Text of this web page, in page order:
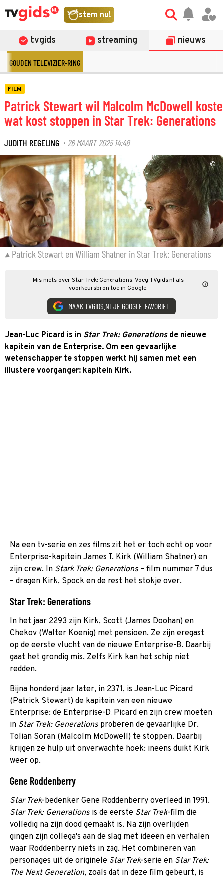
stem nu!
tvgids streaming nieuws
GOUDEN TELEVIZIER-RING
FILM
Patrick Stewart wil Malcolm McDowell koste
wat kost stoppen in Star Trek: Generations
JUDITH REGELING · 26 MAART 2025 14:48
©
Patrick Stewart en William Shatner in Star Trek: Generations
Mis niets over Star Trek: Generations. Voeg TVgids.nl als
voorkeursbron toe in Google.
MAAK TVGIDS.NL JE GOOGLE-FAVORIET
Jean-Luc Picard is in Star Trek: Generationsde nieuwe
kapitein van de Enterprise. Om een gevaarlijke
wetenschapper te stoppen werkt hij samen met een
illustere voorganger: kapitein Kirk.
Na een tv-serie en zes films zit het er toch echt op voor
Enterprise-kapitein James T. Kirk (William Shatner) en
zijn crew. In Stark Trek: Generations – film nummer 7 dus
– dragen Kirk, Spock en de rest het stokje over.
Star Trek: Generations
In het jaar 2293 zijn Kirk, Scott (James Doohan) en
Chekov (Walter Koenig) met pensioen. Ze zijn eregast
op de eerste vlucht van de nieuwe Enterprise-B. Daarbij
gaat het grondig mis. Zelfs Kirk kan het schip niet
redden.
Bijna honderd jaar later, in 2371, is Jean-Luc Picard
(Patrick Stewart) de kapitein van een nieuwe
Enterprise: de Enterprise-D. Picard en zijn crew moeten
in Star Trek: Generations proberen de gevaarlijke Dr.
Tolian Soran (Malcolm McDowell) te stoppen. Daarbij
krijgen ze hulp uit onverwachte hoek: ineens duikt Kirk
weer op.
Gene Roddenberry
Star Trek-bedenker Gene Roddenberry overleed in 1991.
Star Trek: Generations is de eerste Star Trek-film die
volledig na zijn dood gemaakt is. Na zijn overlijden
gingen zijn collega's aan de slag met ideeën en verhalen
waar Roddenberry niets in zag. Het combineren van
personages uit de originele Star Trek-serie en Star Trek:
The Next Generation, zoals dat in deze film gebeurt, is